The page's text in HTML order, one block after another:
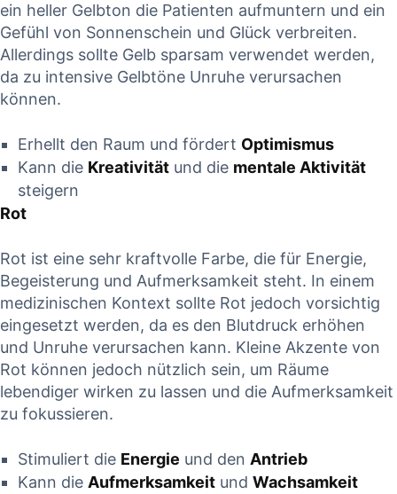
ein heller Gelbton die Patienten aufmuntern und ein
Gefühl von Sonnenschein und Glück verbreiten.
Allerdings sollte Gelb sparsam verwendet werden,
da zu intensive Gelbtöne Unruhe verursachen
können.
Erhellt den Raum und fördert Optimismus
Kann die Kreativität und die mentale Aktivität
steigern
Rot
Rot ist eine sehr kraftvolle Farbe, die für Energie,
Begeisterung und Aufmerksamkeit steht. In einem
medizinischen Kontext sollte Rot jedoch vorsichtig
eingesetzt werden, da es den Blutdruck erhöhen
und Unruhe verursachen kann. Kleine Akzente von
Rot können jedoch nützlich sein, um Räume
lebendiger wirken zu lassen und die Aufmerksamkeit
zu fokussieren.
Stimuliert die Energie und den Antrieb
Kann die Aufmerksamkeit und Wachsamkeit